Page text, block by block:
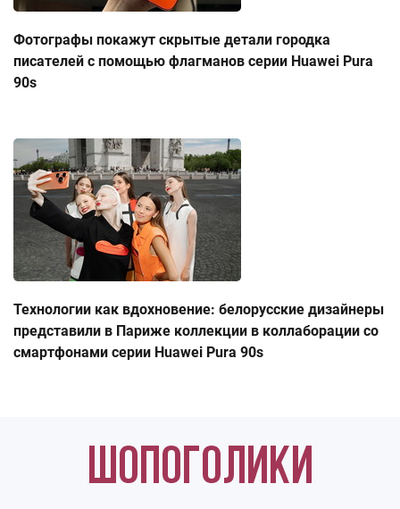
Фотографы покажут скрытые детали городка
писателей с помощью флагманов серии Huawei Pura
90s
Технологии как вдохновение: белорусские дизайнеры
представили в Париже коллекции в коллаборации со
смартфонами серии Huawei Pura 90s